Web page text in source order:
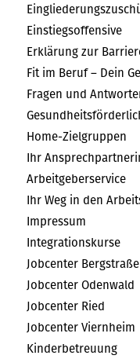
Einstiegsoffensive
Erklärung zur
Fit im Beruf – Dein
Fragen und
Home-Zielgruppen
Ihr
Arbeitgeberservice
Ihr Weg in den
Impressum
Integrationskurse
Jobcenter Bergstraße
Jobcenter Odenwald
Jobcenter Ried
Jobcenter Viernheim
Kinderbetreuung